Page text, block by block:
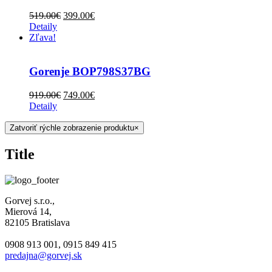
519.00€ 399.00€
Detaily
Zľava!
Gorenje BOP798S37BG
919.00€ 749.00€
Detaily
Zatvoriť rýchle zobrazenie produktu×
Title
Gorvej s.r.o.,
Mierová 14,
82105 Bratislava
0908 913 001, 0915 849 415
predajna@gorvej.sk